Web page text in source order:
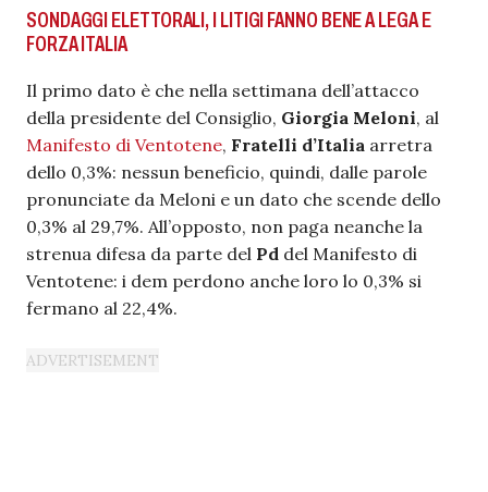
SONDAGGI ELETTORALI, I LITIGI FANNO BENE A LEGA E
FORZA ITALIA
Il primo dato è che nella settimana dell’attacco
della presidente del Consiglio, Giorgia Meloni, al
Manifesto di Ventotene, Fratelli d’Italia arretra
dello 0,3%: nessun beneficio, quindi, dalle parole
pronunciate da Meloni e un dato che scende dello
0,3% al 29,7%. All’opposto, non paga neanche la
strenua difesa da parte del Pd del Manifesto di
Ventotene: i dem perdono anche loro lo 0,3% si
fermano al 22,4%.